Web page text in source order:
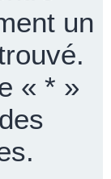
un
« * »